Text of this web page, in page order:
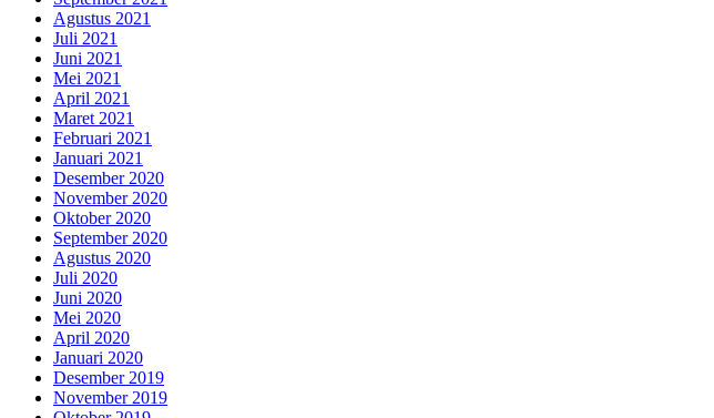
Agustus 2021
Juli 2021
Juni 2021
Mei 2021
April 2021
Maret 2021
Februari 2021
Januari 2021
Desember 2020
November 2020
Oktober 2020
September 2020
Agustus 2020
Juli 2020
Juni 2020
Mei 2020
April 2020
Januari 2020
Desember 2019
November 2019